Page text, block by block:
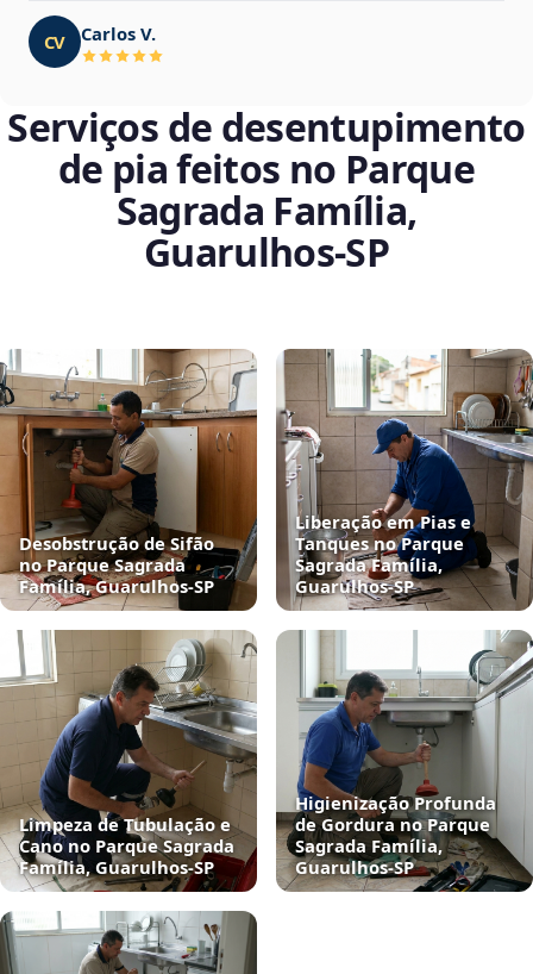
CV Carlos V.
Serviços de desentupimento
de pia feitos no Parque
Sagrada Família,
Guarulhos‑SP
Desobstrução de Sifão
no Parque Sagrada
Família, Guarulhos‑SP
Liberação em Pias e
Tanques no Parque
Sagrada Família,
Guarulhos‑SP
Limpeza de Tubulação e
Cano no Parque Sagrada
Família, Guarulhos‑SP
Higienização Profunda
de Gordura no Parque
Sagrada Família,
Guarulhos‑SP